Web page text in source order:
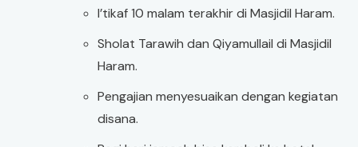
I’tikaf 10 malam terakhir di Masjidil Haram.
Sholat Tarawih dan Qiyamullail di Masjidil
Haram.
Pengajian menyesuaikan dengan kegiatan
disana.